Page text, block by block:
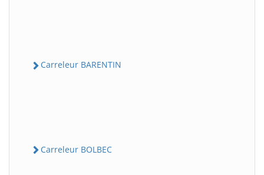
Carreleur BARENTIN
Carreleur BOLBEC